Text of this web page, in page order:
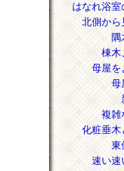
はなれ浴
北側から
棟木
母屋を
母
複雑
化粧垂木
東
速い速